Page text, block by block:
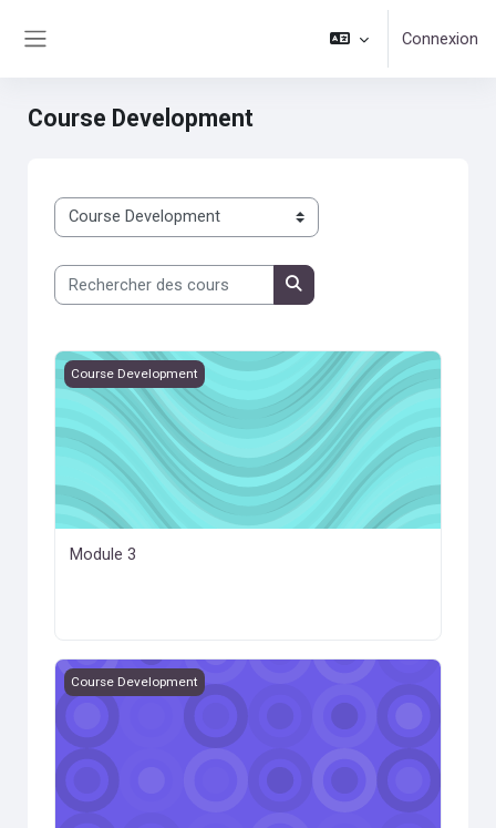
Connexion
Course Development
Catégories de cours
Rechercher des cours
Rechercher des cours
Module 3
Course Development
Module 3
Simulation Program Module 2: Facilitation
Course Development